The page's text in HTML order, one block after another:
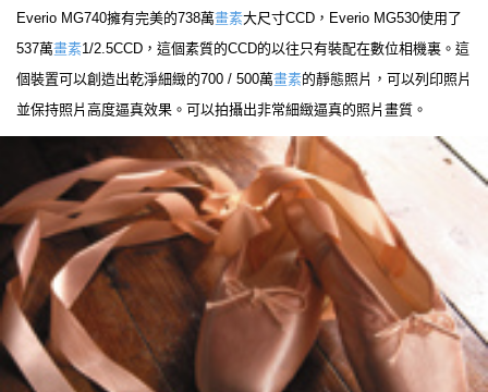
Everio MG740擁有完美的738萬畫素大尺寸CCD，Everio MG530使用了
537萬畫素1/2.5CCD，這個素質的CCD的以往只有裝配在數位相機裏。這
個裝置可以創造出乾淨細緻的700 / 500萬畫素的靜態照片，可以列印照片
並保持照片高度逼真效果。可以拍攝出非常細緻逼真的照片畫質。